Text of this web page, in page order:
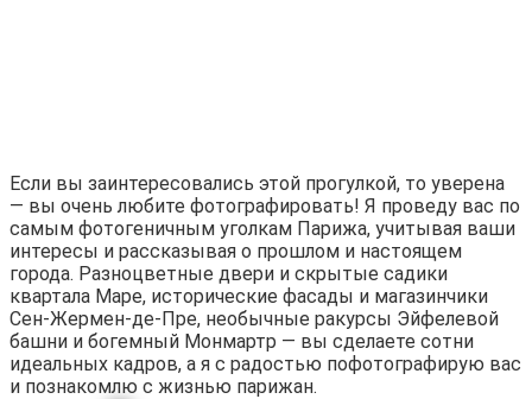
Если вы заинтересовались этой прогулкой, то уверена
— вы очень любите фотографировать! Я проведу вас по
самым фотогеничным уголкам Парижа, учитывая ваши
интересы и рассказывая о прошлом и настоящем
города. Разноцветные двери и скрытые садики
квартала Маре, исторические фасады и магазинчики
Сен-Жермен-де-Пре, необычные ракурсы Эйфелевой
башни и богемный Монмартр — вы сделаете сотни
идеальных кадров, а я с радостью пофотографирую вас
и познакомлю с жизнью парижан.